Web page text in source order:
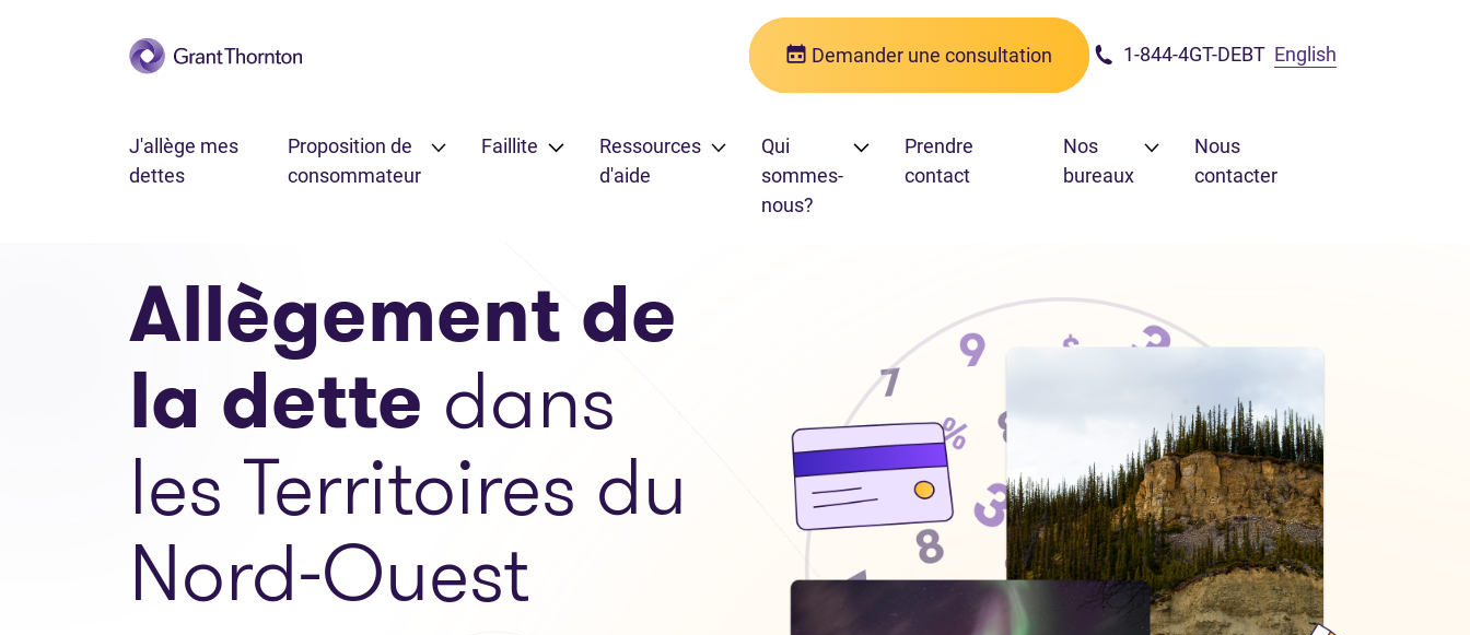
Passer au contenu principal Demander une consultation 1-844-4GT-DEBT English
J'allège mes
dettes
Proposition de
consommateur
Faillite
Ressources
d'aide
Qui
sommes-
nous?
Prendre
contact
Nos
bureaux
Nous
contacter
Allègement de
la dette dans
les Territoires du
Nord-Ouest